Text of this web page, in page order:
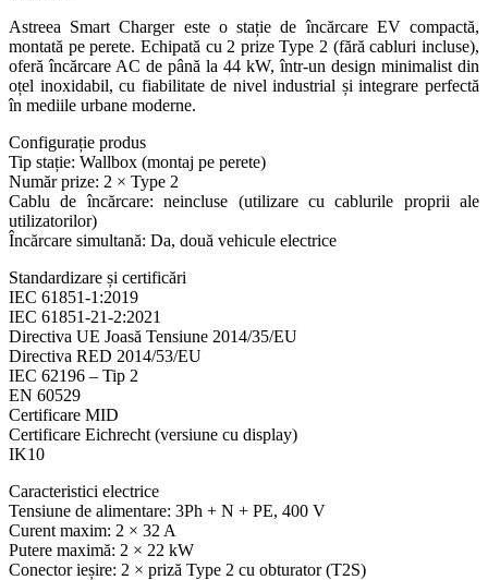
Astreea Smart Charger este o stație de încărcare EV compactă,
montată pe perete. Echipată cu 2 prize Type 2 (fără cabluri incluse),
oferă încărcare AC de până la 44 kW, într-un design minimalist din
oțel inoxidabil, cu fiabilitate de nivel industrial și integrare perfectă
în mediile urbane moderne.
Configurație produs
Tip stație: Wallbox (montaj pe perete)
Număr prize: 2 × Type 2
Cablu de încărcare: neincluse (utilizare cu cablurile proprii ale
utilizatorilor)
Încărcare simultană: Da, două vehicule electrice
Standardizare și certificări
IEC 61851-1:2019
IEC 61851-21-2:2021
Directiva UE Joasă Tensiune 2014/35/EU
Directiva RED 2014/53/EU
IEC 62196 – Tip 2
EN 60529
Certificare MID
Certificare Eichrecht (versiune cu display)
IK10
Caracteristici electrice
Tensiune de alimentare: 3Ph + N + PE, 400 V
Curent maxim: 2 × 32 A
Putere maximă: 2 × 22 kW
Conector ieșire: 2 × priză Type 2 cu obturator (T2S)